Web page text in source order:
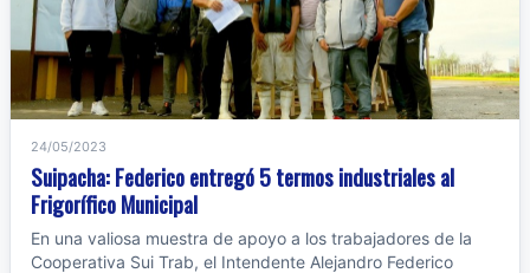
24/05/2023
Suipacha: Federico entregó 5 termos industriales al
Frigorífico Municipal
En una valiosa muestra de apoyo a los trabajadores de la
Cooperativa Sui Trab, el Intendente Alejandro Federico